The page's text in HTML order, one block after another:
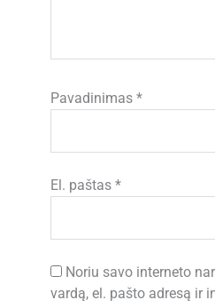
Pavadinimas*
El. paštas*
Noriu savo interneto
vardą, el. pašto adresą ir